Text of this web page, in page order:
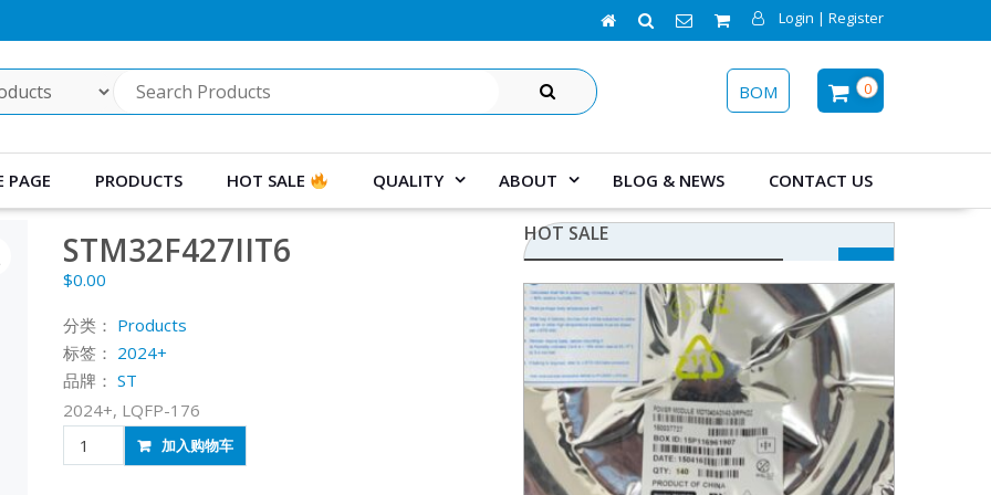
Login | Register
SEARCH
0
BOM
PAGE PRODUCTS HOT SALE QUALITY ABOUT BLOG & NEWS CONTACT US
STM32F427IIT6
$0.00
分类： Products
标签： 2024+
品牌：ST
2024+, LQFP-176
STM32F427IIT6
数
加入购物车
HOT SALE